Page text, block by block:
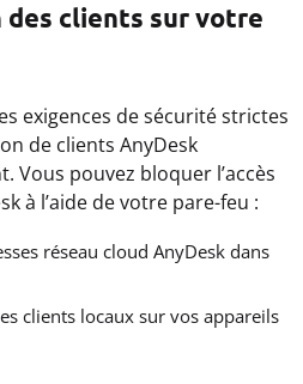
clients sur votre
exigences de sécurité strictes
de clients AnyDesk
Vous pouvez bloquer l’accès
à l’aide de votre pare-feu :
réseau cloud AnyDesk dans
clients locaux sur vos appareils